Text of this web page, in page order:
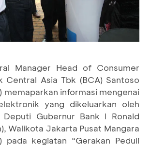
Manager Head of Consumer
Central Asia Tbk (BCA) Santoso
memaparkan informasi mengenai
yang dikeluarkan oleh
Deputi Gubernur Bank I Ronald
Walikota Jakarta Pusat Mangara
pada kegiatan “Gerakan Peduli